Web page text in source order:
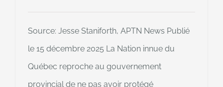
Source: Jesse Staniforth, APTN News Publié
le 15 décembre 2025 La Nation innue du
Québec reproche au gouvernement
provincial de ne pas avoir protégé